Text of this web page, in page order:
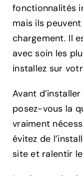
fonctionnalités
mais ils
chargement. Il
avec soin les
installez sur
Avant
posez-vous la
vraiment
évitez de
site et ralentir